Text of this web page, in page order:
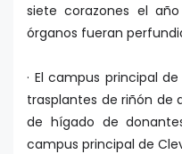
siete corazones el
órganos fueran
· El campus principal
trasplantes de riñón de
de hígado de
campus principal de